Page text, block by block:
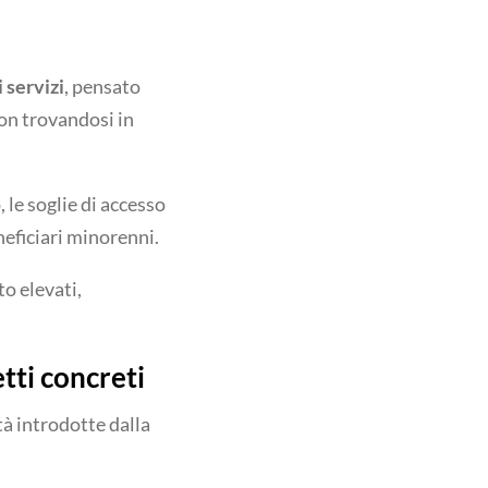
servizi, pensato
trovandosi in
soglie di accesso
minorenni.
elevati,
concreti
introdotte dalla